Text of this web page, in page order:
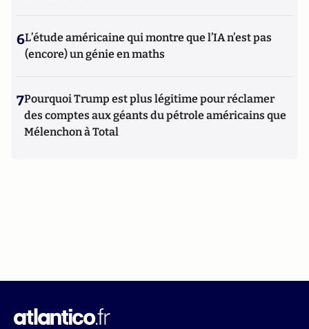
6L’étude américaine qui montre que l’IA n’est pas
(encore) un génie en maths
7Pourquoi Trump est plus légitime pour réclamer
des comptes aux géants du pétrole américains que
Mélenchon à Total